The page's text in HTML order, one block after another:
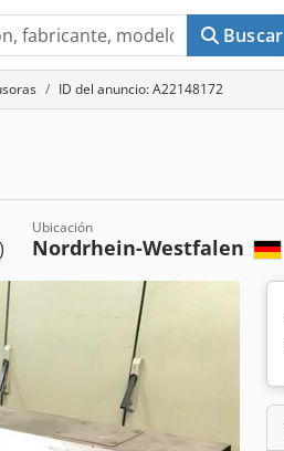
Buscar
ID del anuncio: A22148172
Ubicación
Nordrhein-Westfalen